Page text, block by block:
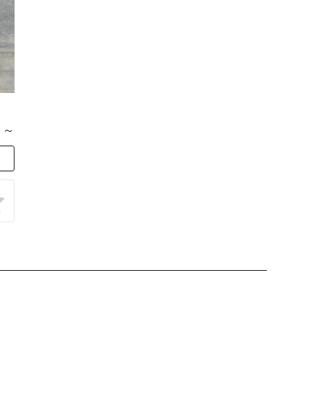
～